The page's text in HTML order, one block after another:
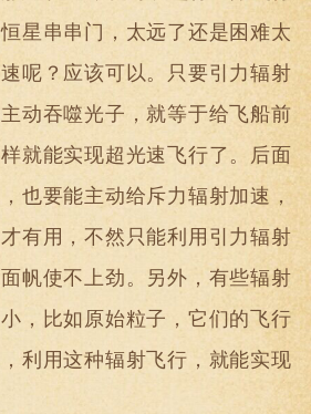
星串串门，太远了还是困难太
呢？应该可以。只要引力辐射
动吞噬光子，就等于给飞船前
就能实现超光速飞行了。后面
也要能主动给斥力辐射加速，
有用，不然只能利用引力辐射
帆使不上劲。另外，有些辐射
，比如原始粒子，它们的飞行
利用这种辐射飞行，就能实现